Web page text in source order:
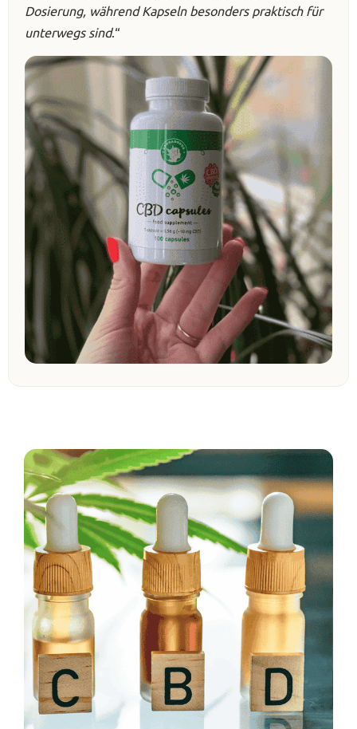
Dosierung, während Kapseln besonders praktisch für
unterwegs sind.“